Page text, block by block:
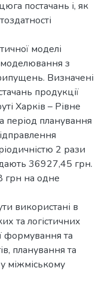
постачань і, як
моделі
з
Визначені
продукції
Харків – Рівне
період планування
2 рази
36927,45 грн.
грн на одне
використані в
та логістичних
формування та
планування та
міжміському